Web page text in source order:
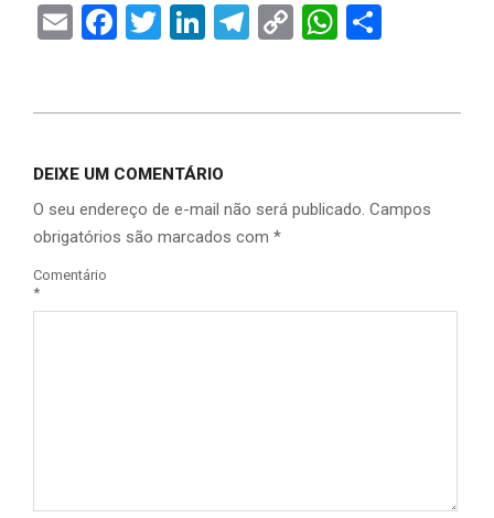
EmailFacebook
Twitter
LinkedIn
Telegram
Copy
DEIXE UM COMENTÁRIO
O seu endereço de e-mail não será publicado. Campos
obrigatórios são marcados com *
Comentário
*